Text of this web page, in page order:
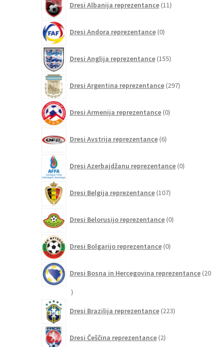
Dresi Albanija reprezentance 11izdelkov
Dresi Andora reprezentance 0izdelkov
Dresi Anglija reprezentance 155izdelkov
Dresi Argentina reprezentance 297izdelkov
Dresi Armenija reprezentance 0izdelkov
Dresi Avstrija reprezentance 6izdelkov
Dresi Azerbajdžanu reprezentance 0izdelkov
Dresi Belgija reprezentance 107izdelkov
Dresi Belorusijo reprezentance 0izdelkov
Dresi Bolgarijo reprezentance 0izdelkov
Dresi Bosna in Hercegovina reprezentance 20
20
Dresi Brazilija reprezentance 223izdelkov
Dresi Češčina reprezentance 2izdelka